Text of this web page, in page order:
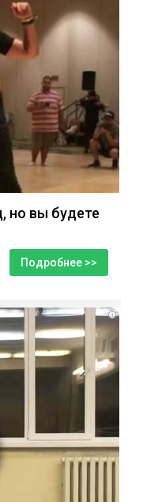
но вы будете
Подробнее >>
i